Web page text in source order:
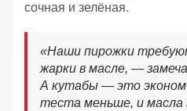
сочная и зелёная.
«Наши пирожки
жарки в масле, —
А кутабы — это
теста меньше, и масла